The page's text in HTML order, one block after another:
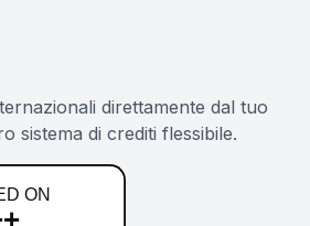
direttamente dal tuo
sistema di crediti flessibile.